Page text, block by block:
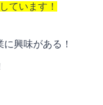
ています！
興味がある！